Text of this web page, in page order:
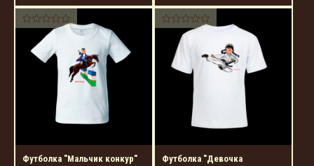
Футболка "Мальчик конкур"
Футболка "Девочка